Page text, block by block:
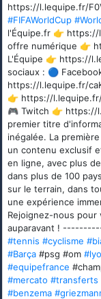
https://l.lequipe.fr/
#FIFAWorldCup
l'Équipe.fr 👉
offre numérique 👉
L'Équipe 👉 https://
sociaux : 🔵
https://l.lequipe.fr/
👉 https://
🎮 Twitch 👉 https://
premier titre
inégalée. La
un contenu exclusif
en ligne, avec plus
dans plus de 100
sur le terrain, dans
une expérience
Rejoignez-nous pour
auparavant !
#tennis #cyclisme
#Barça #psg #om
#equipefrance
#mercato #transferts
#benzema